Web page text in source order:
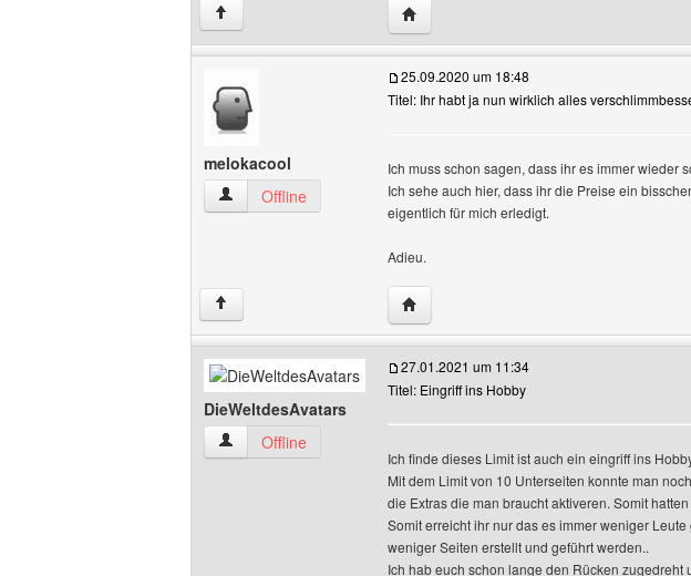
↑ Website dieses Benutzers besuchen:
melokacool
melokacool Benutzer-Profile anzeigen
Offline
25.09.2020 um 18:48
Titel: Ihr habt ja nun wirklich alles
Ich muss schon sagen, dass ihr es immer wieder
Ich sehe auch hier, dass ihr die Preise ein
eigentlich für mich erledigt.
Adieu.
↑ Website dieses Benutzers besuchen:
DieWeltdesAvatars
DieWeltdesAvatars Benutzer-Profile anzeigen
Offline
27.01.2021 um 11:34
Titel: Eingriff ins Hobby
Ich finde dieses Limit ist auch ein eingriff ins
Mit dem Limit von 10 Unterseiten konnte man
die Extras die man braucht aktiveren. Somit
Somit erreicht ihr nur das es immer weniger
weniger Seiten erstellt und geführt werden..
Ich hab euch schon lange den Rücken